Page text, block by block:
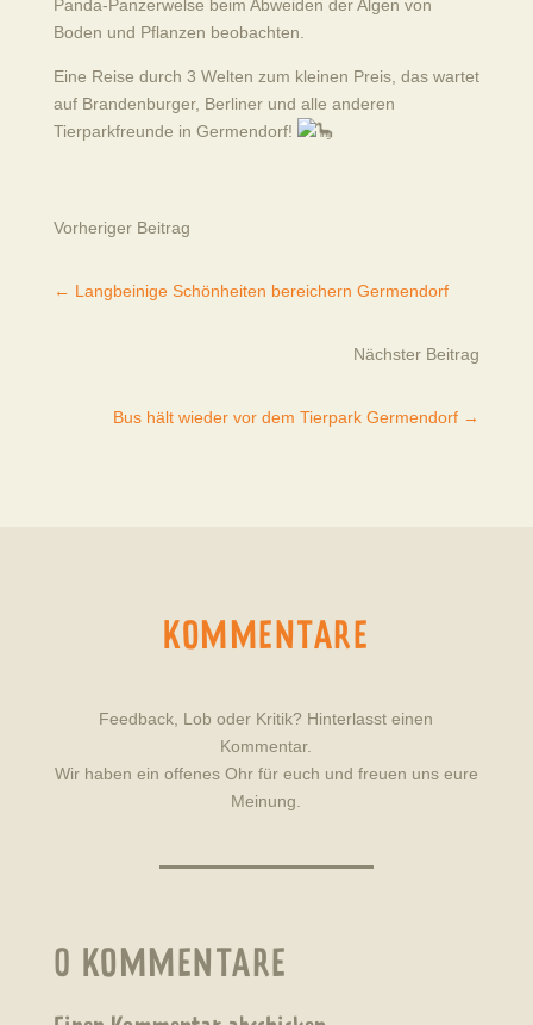
Panda-Panzerwelse beim Abweiden der Algen von
Boden und Pflanzen beobachten.
Eine Reise durch 3 Welten zum kleinen Preis, das wartet
auf Brandenburger, Berliner und alle anderen
Tierparkfreunde in Germendorf!
Vorheriger Beitrag
← Langbeinige Schönheiten bereichern Germendorf
Nächster Beitrag
Bus hält wieder vor dem Tierpark Germendorf →
KOMMENTARE
Feedback, Lob oder Kritik? Hinterlasst einen
Kommentar.
Wir haben ein offenes Ohr für euch und freuen uns eure
Meinung.
0 KOMMENTARE